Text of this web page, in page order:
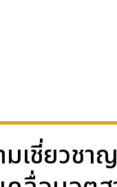
เชี่ยวชา